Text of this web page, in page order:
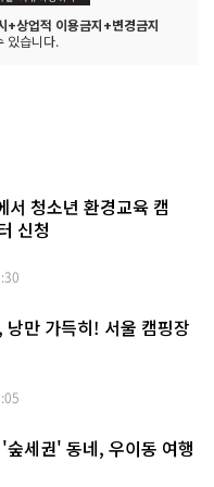
+상업적 이용금지+변경금지
있습니다.
서 청소년 환경교육 캠
신청
낭만 가득히! 서울 캠핑장
숲세권' 동네, 우이동 여행